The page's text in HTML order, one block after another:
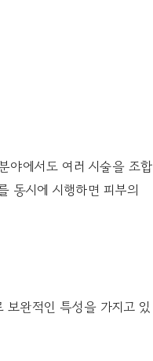
야에서도 여러 시술을 조합
동시에 시행하면 피부의
완적인 특성을 가지고 있